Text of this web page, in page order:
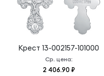
Крест 13-002157-101000
Ср. цена:
2 406.90 ₽